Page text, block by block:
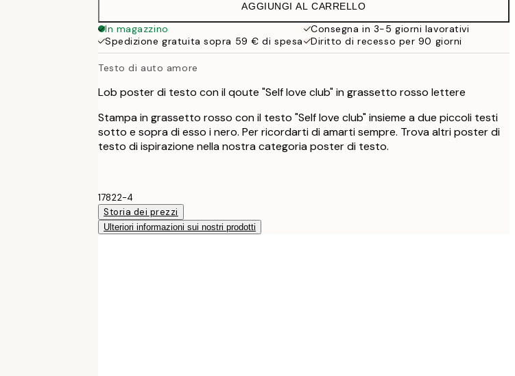
32,45 €
AGGIUNGI AL CARRELLO
In magazzino
Consegna in 3-5 giorni lavorativi
Spedizione gratuita sopra 59 € di spesa
Diritto di recesso per 90 giorni
Testo di auto amore
Lob poster di testo con il qoute "Self love club" in grassetto rosso lettere
Stampa in grassetto rosso con il testo "Self love club" insieme a due piccoli testi
sotto e sopra di esso i nero. Per ricordarti di amarti sempre. Trova altri poster di
testo di ispirazione nella nostra categoria poster di testo.
17822-4
Storia dei prezzi
Ulteriori informazioni sui nostri prodotti